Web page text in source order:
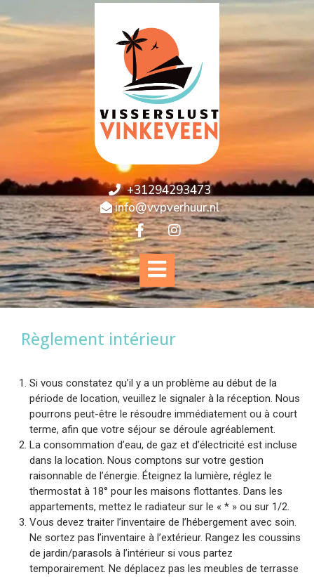
+31294293473
info@vvpverhuur.nl
Règlement intérieur
Si vous constatez qu’il y a un problème au début de la
période de location, veuillez le signaler à la réception. Nous
pourrons peut-être le résoudre immédiatement ou à court
terme, afin que votre séjour se déroule agréablement.
La consommation d’eau, de gaz et d’électricité est incluse
dans la location. Nous comptons sur votre gestion
raisonnable de l’énergie. Éteignez la lumière, réglez le
thermostat à 18° pour les maisons flottantes. Dans les
appartements, mettez le radiateur sur le « * » ou sur 1/2.
Vous devez traiter l’inventaire de l’hébergement avec soin.
Ne sortez pas l’inventaire à l’extérieur. Rangez les coussins
de jardin/parasols à l’intérieur si vous partez
temporairement. Ne déplacez pas les meubles de terrasse